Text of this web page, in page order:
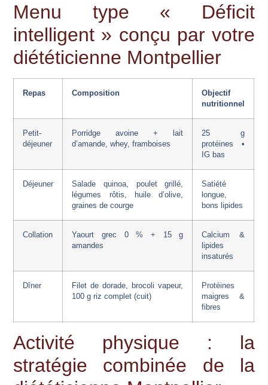
Menu type « Déficit
intelligent » conçu par votre
diététicienne Montpellier
Repas Composition
Objectif
nutritionnel
Petit-
déjeuner
Porridge avoine + lait
d’amande, whey, framboises
25 g
protéines •
IG bas
Déjeuner
Salade quinoa, poulet grillé,
légumes rôtis, huile d’olive,
graines de courge
Satiété
longue,
bons lipides
Collation
Yaourt grec 0 % + 15 g
amandes
Calcium &
lipides
insaturés
Dîner
Filet de dorade, brocoli vapeur,
100 g riz complet (cuit)
Protéines
maigres &
fibres
Activité physique : la
stratégie combinée de la